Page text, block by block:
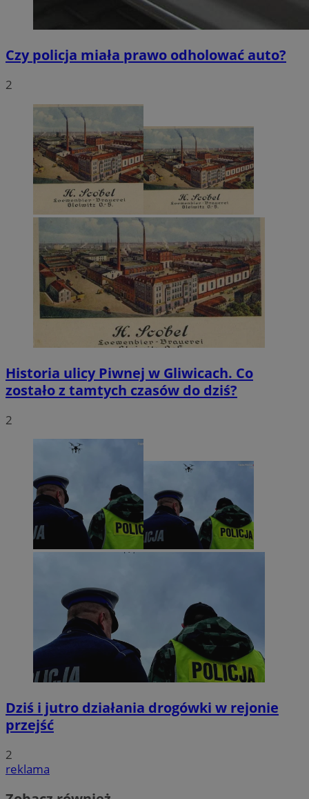
Czy policja miała prawo odholować auto?
2
Historia ulicy Piwnej w Gliwicach. Co
zostało z tamtych czasów do dziś?
2
Dziś i jutro działania drogówki w rejonie
przejść
2
reklama